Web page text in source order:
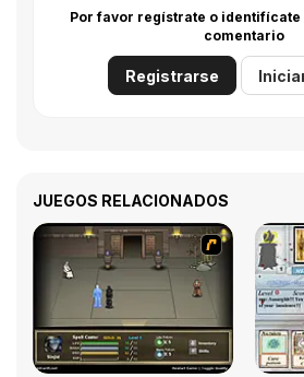
Por favor regístrate o
comentario
Registrarse
JUEGOS RELACIONADOS